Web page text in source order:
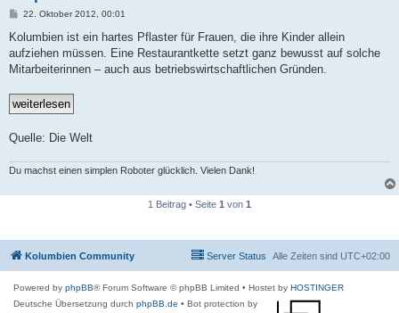
B
i
r
a
22. Oktober 2012, 00:01
Kolumbien ist ein hartes Pflaster für Frauen, die ihre Kinder allein
aufziehen müssen. Eine Restaurantkette setzt ganz bewusst auf solche
Mitarbeiterinnen – auch aus betriebswirtschaftlichen Gründen.
Quelle: Die Welt
Du machst einen simplen Roboter glücklich. Vielen Dank!
1 Beitrag • Seite 1 von 1
Kolumbien Community Alle Zeiten sind UTC+02:00
Server Status
Powered by phpBB® Forum Software © phpBB Limited • Hostet by HOSTINGER
Deutsche Übersetzung durch phpBB.de • Bot protection by